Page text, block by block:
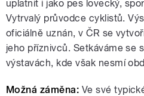
uplatnit i jako pes lovecký,
Vytrvalý průvodce cyklistů.
oficiálně uznán, v ČR se
jeho příznivců. Setkáváme se
výstavách, kde však nesmí
Možná záměna: Ve své